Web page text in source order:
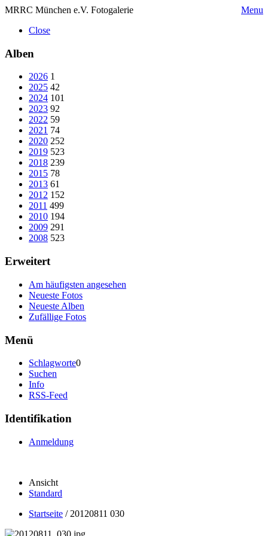
MRRC München e.V. Fotogalerie
Menu
Close
Alben
2026 1
2025 42
2024 101
2023 92
2022 59
2021 74
2020 252
2019 523
2018 239
2015 78
2013 61
2012 152
2011 499
2010 194
2009 291
2008 523
Erweitert
Am häufigsten angesehen
Neueste Fotos
Neueste Alben
Zufällige Fotos
Menü
Schlagworte0
Suchen
Info
RSS-Feed
Identifikation
Anmeldung
Ansicht
Standard
Startseite / 20120811 030